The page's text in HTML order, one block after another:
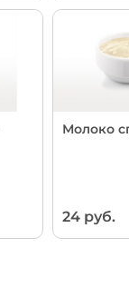
Молоко
24 руб.